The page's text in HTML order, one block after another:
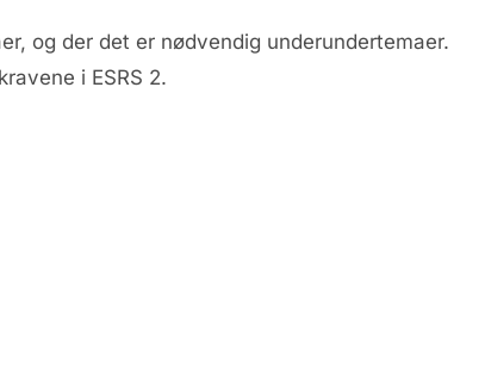
og der det er nødvendig underundertemaer.
i ESRS 2.